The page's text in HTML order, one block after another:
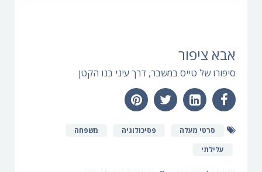
אבא ציפור
סיפורו של טייס במשבר, דרך עיני בנו הקטן
סרטי מעלה פסיכולוגיה
משפחה
עלילתי